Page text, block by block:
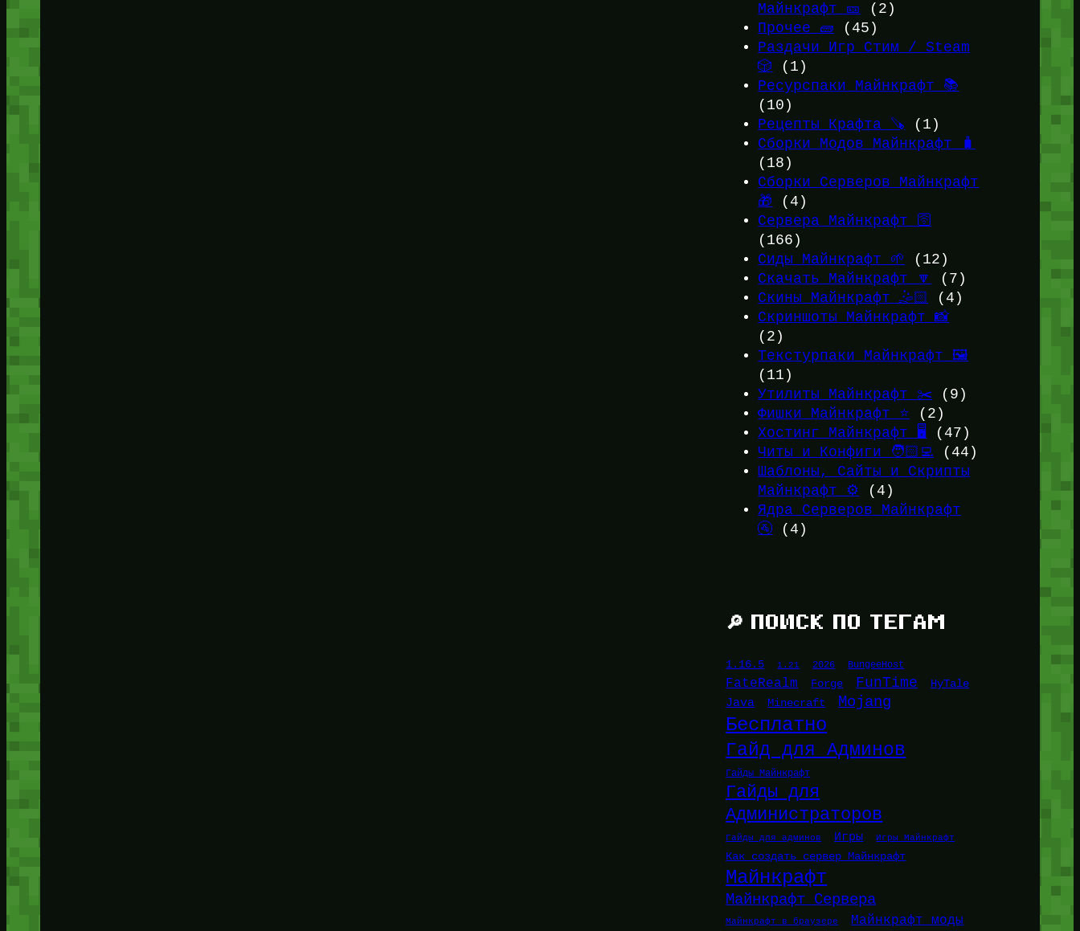
Майнкрафт 🎫
(2)
Прочее 🧱 (45)
Раздачи Игр Стим / Steam
🎲 (1)
Ресурспаки Майнкрафт 📚
(10)
Рецепты Крафта 🪚 (1)
Сборки Модов Майнкрафт 🧳
(18)
Сборки Серверов Майнкрафт
🎁 (4)
Сервера Майнкрафт 🛜
(166)
Сиды Майнкрафт 🌱
(12)
Скачать Майнкрафт 🔽
(7)
Скины Майнкрафт 🤹🏻
(4)
Скриншоты Майнкрафт 📸
(2)
Текстурпаки Майнкрафт 🖼️
(11)
Утилиты Майнкрафт ✂️ (9)
Фишки Майнкрафт ⭐ (2)
Хостинг Майнкрафт 🖥️
(47)
Читы и Конфиги 🧑🏻‍💻 (44)
Шаблоны, Сайты и Скрипты
Майнкрафт ⚙️ (4)
Ядра Серверов Майнкрафт
🚰 (4)
🔎 ПОИСК ПО ТЕГАМ
1.16.5 1.21 2026 BungeeHost
FateRealm Forge FunTime HyTale
Java Minecraft Mojang
Бесплатно
Гайд для Админов
Гайды Майнкрафт
Гайды для
Администраторов
Гайды для админов Игры Игры Майнкрафт
Как создать сервер Майнкрафт
Майнкрафт
Майнкрафт Сервера
Майнкрафт в браузере Майнкрафт моды